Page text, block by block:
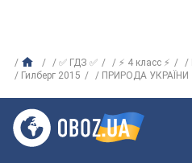
✅ ГДЗ ✅ ⚡ 4 класс ⚡
Гилберг 2015
ПРИРОДА УКРАЇНИ